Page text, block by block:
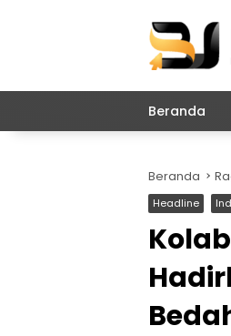
Beranda
Beranda
Headline